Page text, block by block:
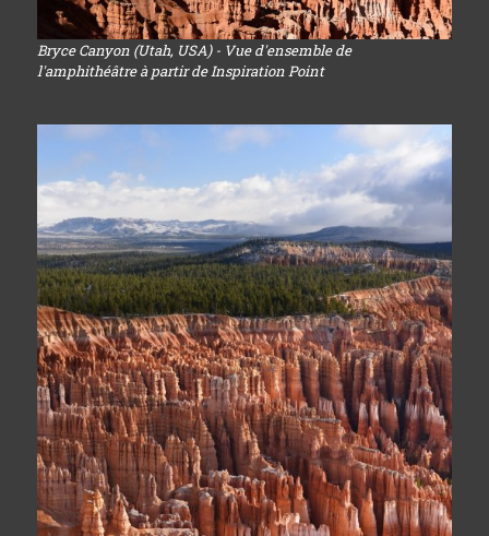
Bryce Canyon (Utah, USA) - Vue d'ensemble de
l'amphithéâtre à partir de Inspiration Point